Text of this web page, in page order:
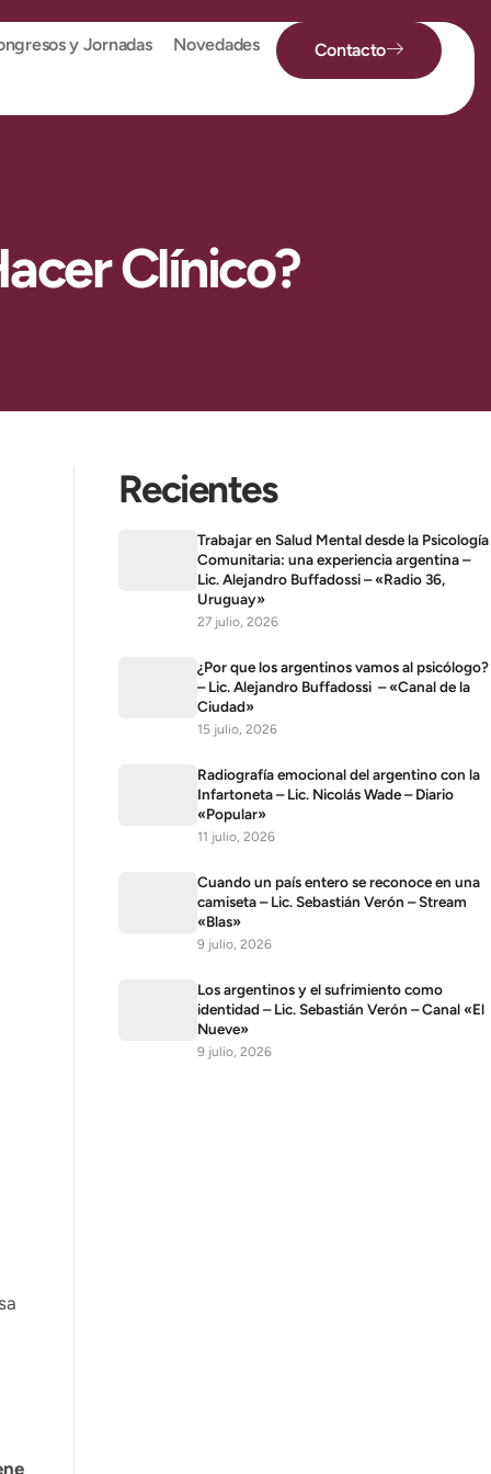
y Jornadas Novedades Contacto
Clínico?
Recientes
Trabajar en Salud Mental desde la Psicología
Comunitaria: una experiencia argentina –
Lic. Alejandro Buffadossi – «Radio 36,
Uruguay»
27 julio, 2026
¿Por que los argentinos vamos al psicólogo?
– Lic. Alejandro Buffadossi – «Canal de la
Ciudad»
15 julio, 2026
Radiografía emocional del argentino con la
Infartoneta – Lic. Nicolás Wade – Diario
«Popular»
11 julio, 2026
Cuando un país entero se reconoce en una
camiseta – Lic. Sebastián Verón – Stream
«Blas»
9 julio, 2026
Los argentinos y el sufrimiento como
identidad – Lic. Sebastián Verón – Canal «El
Nueve»
9 julio, 2026